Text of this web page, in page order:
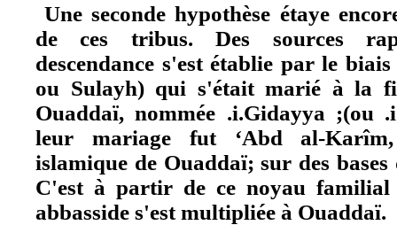
Une seconde hypothèse étaye
de ces tribus. Des sources
descendance s'est établie par le
ou Sulayh) qui s'était marié à la
Ouaddaï, nommée .i.Gidayya ;(ou
leur mariage fut ‘Abd al-
islamique de Ouaddaï; sur des
C'est à partir de ce noyau familial
abbasside s'est multipliée à Ouaddaï.